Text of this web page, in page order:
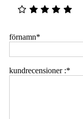
förnamn*
kundrecensioner :*